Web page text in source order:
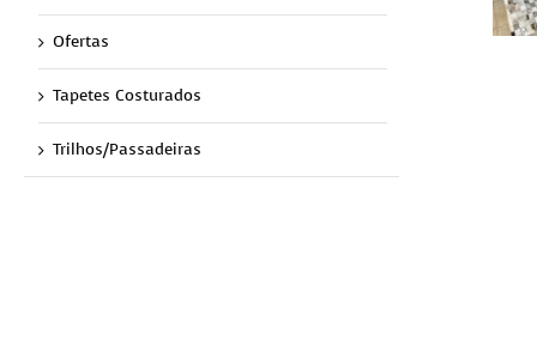
Ofertas
Tapetes Costurados
Trilhos/Passadeiras